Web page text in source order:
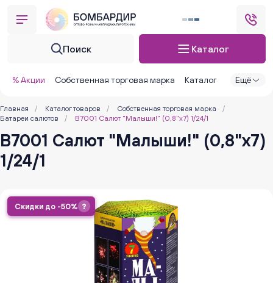
Поиск Каталог
% Акции Собственная торговая марка Каталог Ещё
Главная / Каталог товаров / Собственная торговая марка
/
Батареи салютов
/ В7001 Салют "Малыши!" (0,8"х7) 1/24/1
В7001 Салют "Малыши!" (0,8"х7)
1/24/1
Скидки до -50% ?